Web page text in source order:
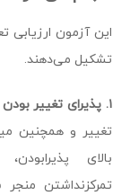
تشکیل می‌دهند.
۱. پذیرای تغییر بودن
تغییر و همچنین
بالای
تمرکزنداشتن